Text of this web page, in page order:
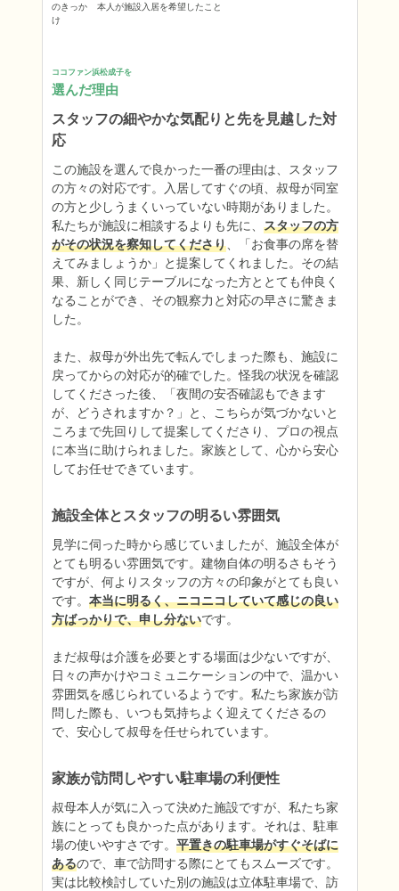
のきっか
け
本人が施設入居を希望したこと
ココファン浜松成子を
選んだ理由
スタッフの細やかな気配りと先を見越した対
応
この施設を選んで良かった一番の理由は、スタッフ
の方々の対応です。入居してすぐの頃、叔母が同室
の方と少しうまくいっていない時期がありました。
私たちが施設に相談するよりも先に、 スタッフの方
がその状況を察知してくださり、「お食事の席を替
えてみましょうか」と提案してくれました。その結
果、新しく同じテーブルになった方ととても仲良く
なることができ、その観察力と対応の早さに驚きま
した。
また、叔母が外出先で転んでしまった際も、施設に
戻ってからの対応が的確でした。怪我の状況を確認
してくださった後、「夜間の安否確認もできます
が、どうされますか？」と、こちらが気づかないと
ころまで先回りして提案してくださり、プロの視点
に本当に助けられました。家族として、心から安心
してお任せできています。
施設全体とスタッフの明るい雰囲気
見学に伺った時から感じていましたが、施設全体が
とても明るい雰囲気です。建物自体の明るさもそう
ですが、何よりスタッフの方々の印象がとても良い
です。 本当に明るく、ニコニコしていて感じの良い
方ばっかりで、申し分ないです。
まだ叔母は介護を必要とする場面は少ないですが、
日々の声かけやコミュニケーションの中で、温かい
雰囲気を感じられているようです。私たち家族が訪
問した際も、いつも気持ちよく迎えてくださるの
で、安心して叔母を任せられています。
家族が訪問しやすい駐車場の利便性
叔母本人が気に入って決めた施設ですが、私たち家
族にとっても良かった点があります。それは、駐車
場の使いやすさです。 平置きの駐車場がすぐそばに
あるので、車で訪問する際にとてもスムーズです。
実は比較検討していた別の施設は立体駐車場で、訪